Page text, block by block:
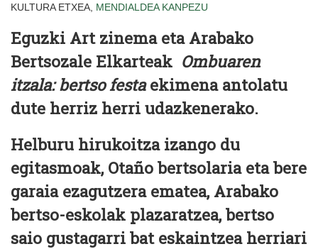
KULTURA ETXEA, MENDIALDEA KANPEZU
Eguzki Art zinema eta Arabako
Bertsozale Elkarteak Ombuaren
itzala: bertso festaekimena antolatu
dute herriz herri udazkenerako.
Helburu hirukoitza izango du
egitasmoak, Otaño bertsolaria eta bere
garaia ezagutzera ematea, Arabako
bertso-eskolak plazaratzea, bertso
saio gustagarri bat eskaintzea herriari